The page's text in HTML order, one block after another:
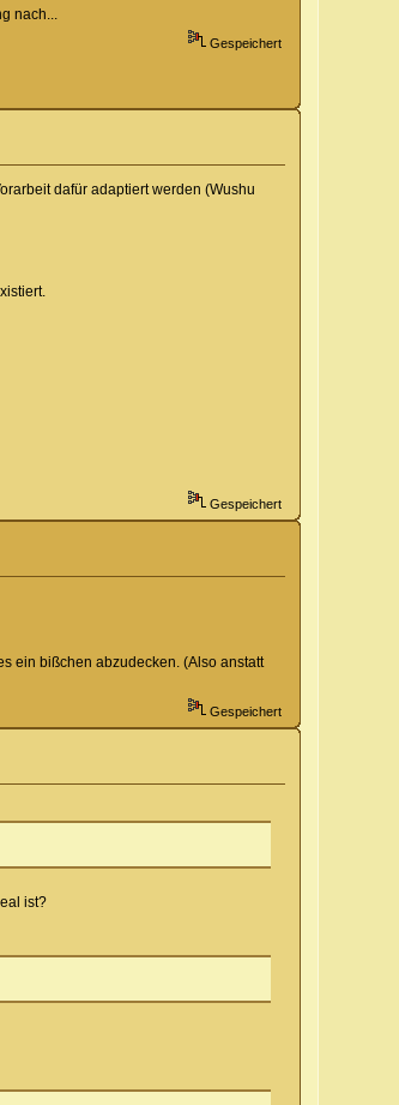
nach...
Gespeichert
dafür adaptiert werden (Wushu
Gespeichert
ein bißchen abzudecken. (Also anstatt
Gespeichert
ist?